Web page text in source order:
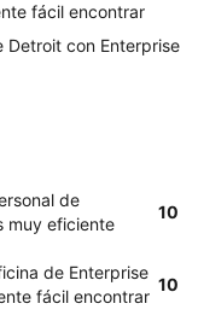
fácil encontrar
Detroit con Enterprise
de
muy eficiente
10
de Enterprise
fácil encontrar
10